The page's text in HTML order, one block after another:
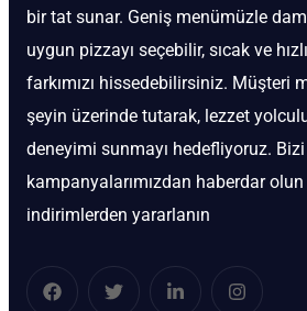
bir tat sunar. Geniş menümüzle
uygun pizzayı seçebilir, sıcak ve
farkımızı hissedebilirsiniz. Müşteri
şeyin üzerinde tutarak, lezzet
deneyimi sunmayı hedefliyoruz.
kampanyalarımızdan haberdar
indirimlerden yararlanın